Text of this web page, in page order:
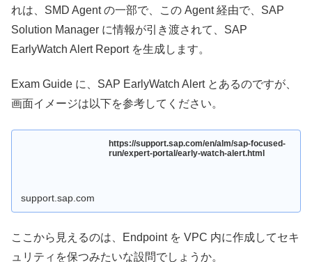
れは、SMD Agent の一部で、この Agent 経由で、SAP
Solution Manager に情報が引き渡されて、SAP
EarlyWatch Alert Report を生成します。
Exam Guide に、SAP EarlyWatch Alert とあるのですが、
画面イメージは以下を参考してください。
https://support.sap.com/en/alm/sap-focused-
run/expert-portal/early-watch-alert.html
support.sap.com
ここから見えるのは、Endpoint を VPC 内に作成してセキ
ュリティを保つみたいな設問でしょうか。